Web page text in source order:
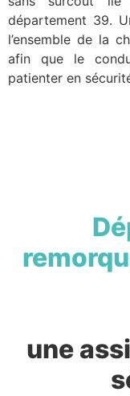
département 39.
l’ensemble de la
afin que le
patienter en
une